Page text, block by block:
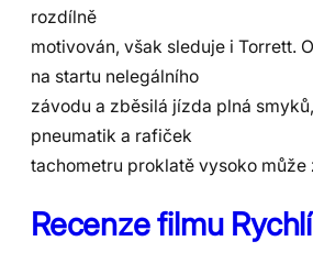
rozdílně
motivován, však sleduje i Torrett.
na startu nelegálního
závodu a zběsilá jízda plná
pneumatik a rafiček
tachometru proklatě vysoko může
Recenze filmu